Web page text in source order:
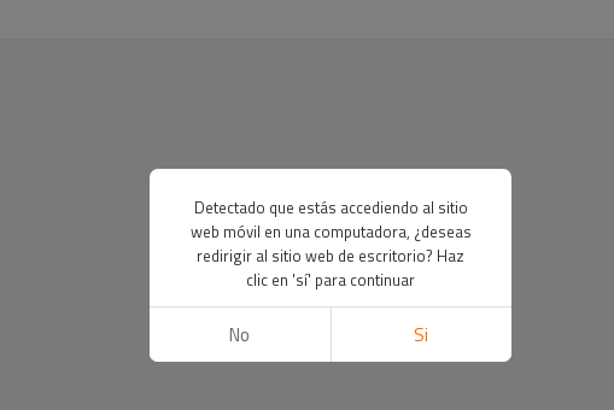
Detectado que estás accediendo al sitio
web móvil en una computadora, ¿deseas
redirigir al sitio web de escritorio? Haz
clic en 'sí' para continuar
No Si